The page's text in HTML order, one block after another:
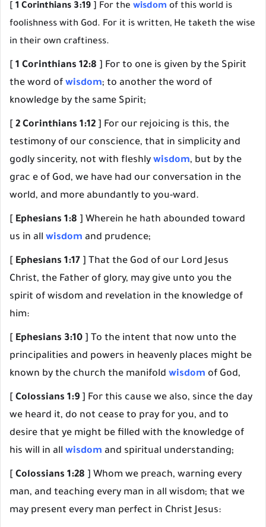
[ 1 Corinthians 3:19 ] For the wisdom of this world is
foolishness with God. For it is written, He taketh the wise
in their own craftiness.
1 Corinthians 12:8 ] For to one is given by the Spirit
the word of wisdom; to another the word of
knowledge by the same Spirit;
2 Corinthians 1:12 ] For our rejoicing is this, the
testimony of our conscience, that in simplicity and
godly sincerity, not with fleshly wisdom, but by the
grac e of God, we have had our conversation in the
world, and more abundantly to you-ward.
Ephesians 1:8
] Wherein he hath abounded toward
us in all wisdom and prudence;
Ephesians 1:17
] That the God of our Lord Jesus
Christ, the Father of glory, may give unto you the
spirit of wisdom and revelation in the knowledge of
him:
Ephesians 3:10 ] To the intent that now unto the
principalities and powers in heavenly places might be
known by the church the manifold wisdom of God,
Colossians 1:9 ] For this cause we also, since the day
we heard it, do not cease to pray for you, and to
desire that ye might be filled with the knowledge of
his will in all wisdom and spiritual understanding;
Colossians 1:28 ] Whom we preach, warning every
man, and teaching every man in all wisdom; that we
may present every man perfect in Christ Jesus: